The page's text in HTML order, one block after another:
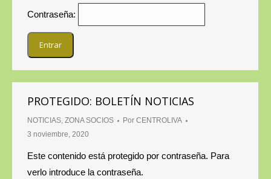
Contraseña:
PROTEGIDO: BOLETÍN NOTICIAS
NOTICIAS, ZONA SOCIOS Por CENTROLIVA
3 noviembre, 2020
Este contenido está protegido por contraseña. Para
verlo introduce la contraseña.